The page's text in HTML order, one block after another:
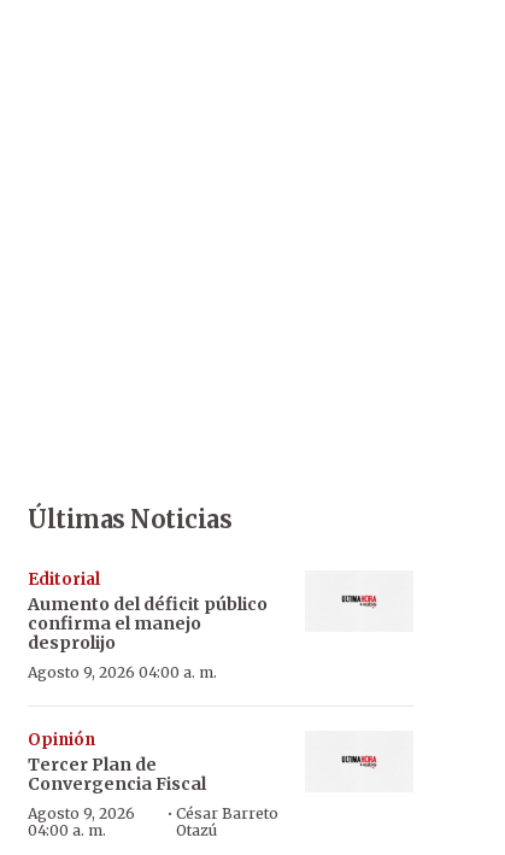
Últimas Noticias
Editorial
Aumento del déficit público
confirma el manejo
desprolijo
Agosto 9, 2026 04:00 a. m.
Opinión
Tercer Plan de
Convergencia Fiscal
Agosto 9, 2026
04:00 a. m.
· César Barreto
Otazú